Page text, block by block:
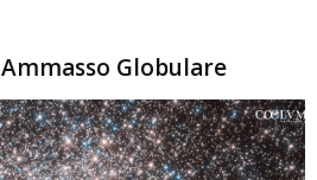
Ammasso Globulare